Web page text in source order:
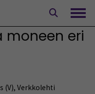
moneen eri
(V), Verkkolehti